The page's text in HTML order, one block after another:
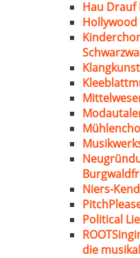
Hau Drauf
Hollywood
Niers-
Political
die